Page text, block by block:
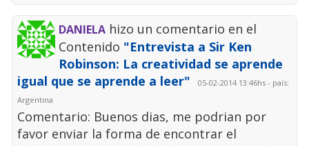
DANIELA hizo un comentario en el
Contenido "Entrevista a Sir Ken
Robinson: La creatividad se aprende
igual que se aprende a leer"
05-02-2014 13:46hs - país:
Argentina
Comentario: Buenos dias, me podrian por
favor enviar la forma de encontrar el